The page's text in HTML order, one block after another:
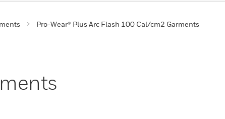
Pro-Wear® Plus Arc Flash 100 Cal/cm2 Garments